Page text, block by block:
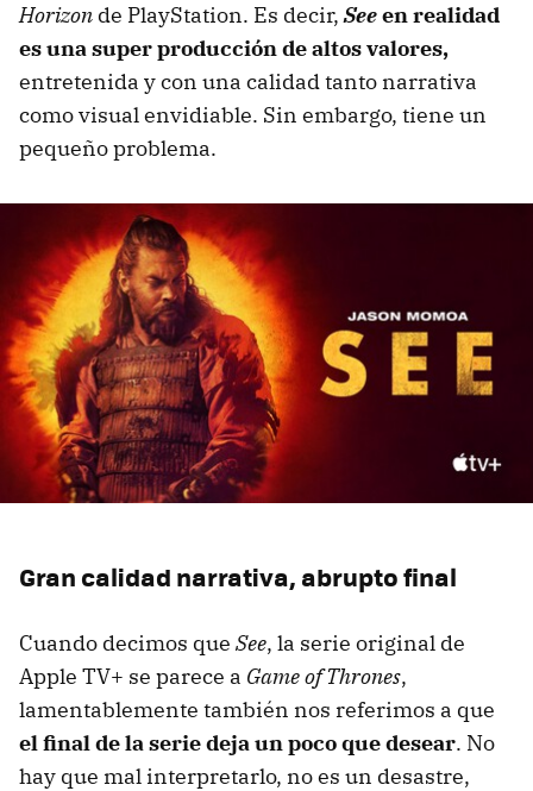
Horizon de PlayStation. Es decir,Seeen realidad
es una super producción de altos valores,
entretenida y con una calidad tanto narrativa
como visual envidiable. Sin embargo, tiene un
pequeño problema.
Gran calidad narrativa, abrupto final
Cuando decimos que See, la serie original de
Apple TV+ se parece a Game of Thrones,
lamentablemente también nos referimos a que
el final de la serie deja un poco que desear. No
hay que mal interpretarlo, no es un desastre,